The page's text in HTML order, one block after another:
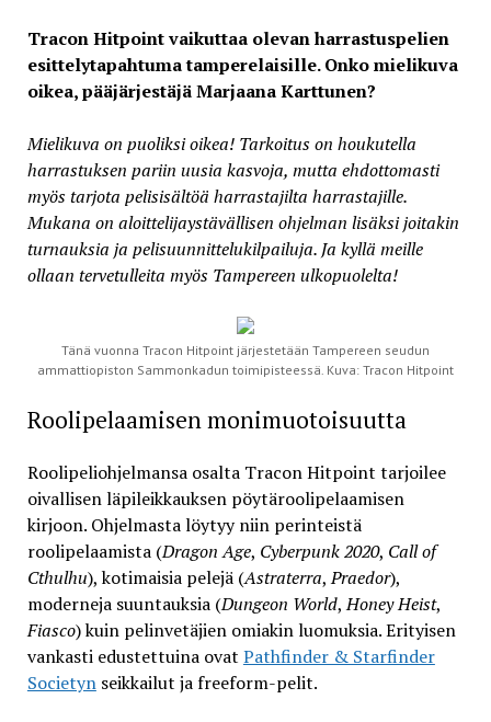
Tracon Hitpoint vaikuttaa olevan harrastuspelien
esittelytapahtuma tamperelaisille. Onko mielikuva
oikea, pääjärjestäjä Marjaana Karttunen?
Mielikuva on puoliksi oikea! Tarkoitus on houkutella
harrastuksen pariin uusia kasvoja, mutta ehdottomasti
myös tarjota pelisisältöä harrastajilta harrastajille.
Mukana on aloittelijaystävällisen ohjelman lisäksi joitakin
turnauksia ja pelisuunnittelukilpailuja. Ja kyllä meille
ollaan tervetulleita myös Tampereen ulkopuolelta!
Tänä vuonna Tracon Hitpoint järjestetään Tampereen seudun
ammattiopiston Sammonkadun toimipisteessä. Kuva: Tracon Hitpoint
Roolipelaamisen monimuotoisuutta
Roolipeliohjelmansa osalta Tracon Hitpoint tarjoilee
oivallisen läpileikkauksen pöytäroolipelaamisen
kirjoon. Ohjelmasta löytyy niin perinteistä
roolipelaamista (Dragon Age, Cyberpunk 2020, Call of
Cthulhu), kotimaisia pelejä (Astraterra,Praedor),
moderneja suuntauksia (Dungeon World,Honey Heist,
Fiasco) kuin pelinvetäjien omiakin luomuksia. Erityisen
vankasti edustettuina ovat Pathfinder & Starfinder
Societynseikkailut ja freeform-pelit.